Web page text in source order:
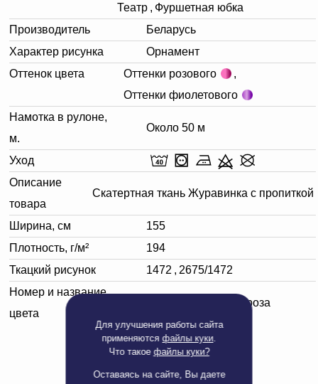
Для улучшения работы сайта
применяютсяфайлы куки.
Что такое файлы куки?
Оставаясь на сайте, Вы даете
Театр , Фуршетная юбка
Производитель
Беларусь
Характер рисунка
Орнамент
Оттенок цвета
Оттенки розового
,
Оттенки фиолетового
Намотка в рулоне,
м.
Около 50 м
Уход
Описание
товара
Скатертная ткань Журавинка с пропиткой
Ширина, см
155
Плотность, г/м²
194
Ткацкий рисунок
1472 , 2675/1472
Номер и название
цвета
161703 пепельная роза